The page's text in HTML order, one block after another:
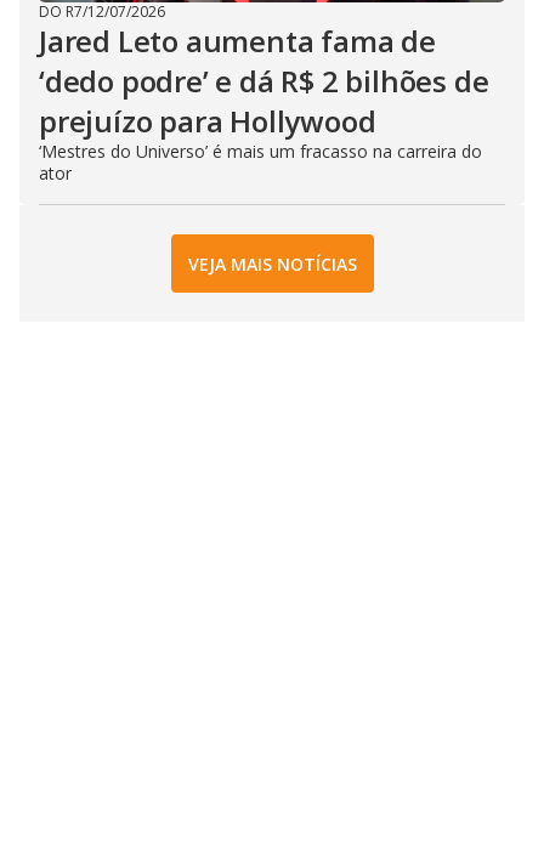
DO R7/12/07/2026
Jared Leto aumenta fama de
‘dedo podre’ e dá R$ 2 bilhões de
prejuízo para Hollywood
‘Mestres do Universo’ é mais um fracasso na carreira do
ator
VEJA MAIS NOTÍCIAS